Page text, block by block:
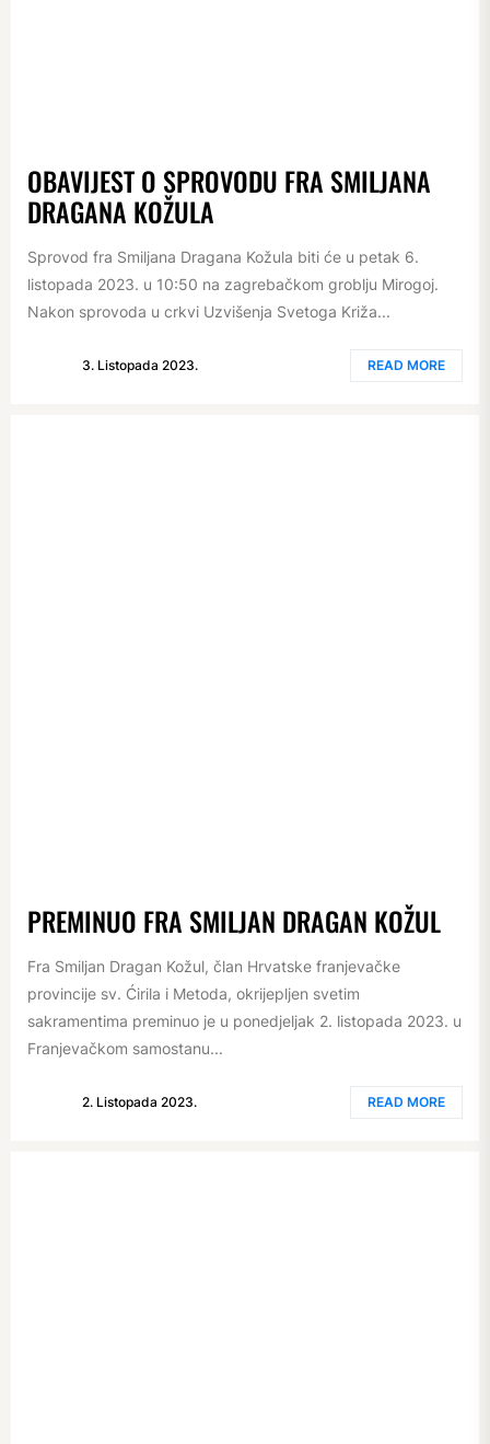
OBAVIJEST O SPROVODU FRA SMILJANA
DRAGANA KOŽULA
Sprovod fra Smiljana Dragana Kožula biti će u petak 6.
listopada 2023. u 10:50 na zagrebačkom groblju Mirogoj.
Nakon sprovoda u crkvi Uzvišenja Svetoga Križa...
3. Listopada 2023. READ MORE
PREMINUO FRA SMILJAN DRAGAN KOŽUL
Fra Smiljan Dragan Kožul, član Hrvatske franjevačke
provincije sv. Ćirila i Metoda, okrijepljen svetim
sakramentima preminuo je u ponedjeljak 2. listopada 2023. u
Franjevačkom samostanu...
2. Listopada 2023. READ MORE